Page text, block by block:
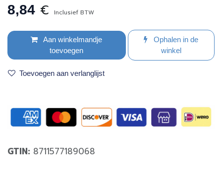
8,84 € Inclusief BTW
Aan winkelmandje
toevoegen
Ophalen in de
winkel
Toevoegen aan verlanglijst
GTIN: 8711577189068